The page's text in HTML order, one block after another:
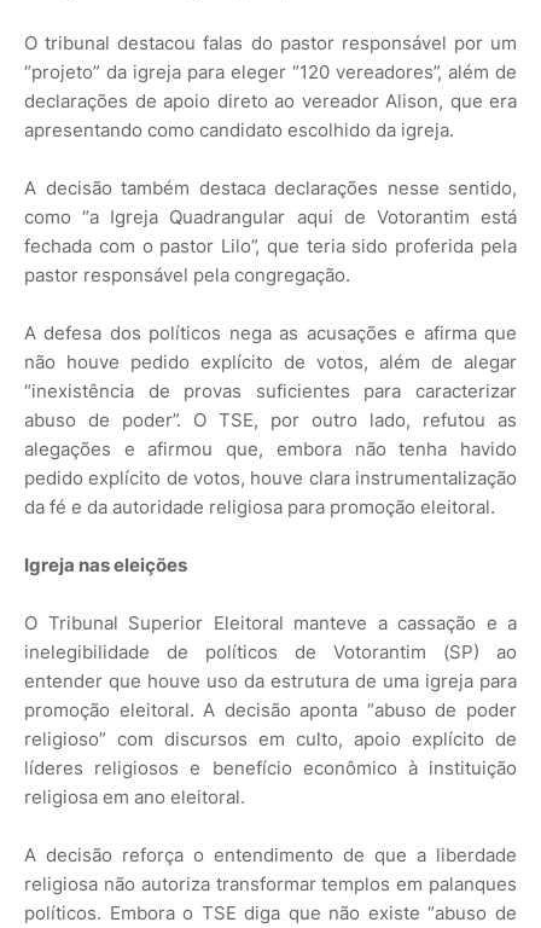
O tribunal destacou falas do pastor responsável por um
“projeto” da igreja para eleger “120 vereadores”, além de
declarações de apoio direto ao vereador Alison, que era
apresentando como candidato escolhido da igreja.
A decisão também destaca declarações nesse sentido,
como “a Igreja Quadrangular aqui de Votorantim está
fechada com o pastor Lilo”, que teria sido proferida pela
pastor responsável pela congregação.
A defesa dos políticos nega as acusações e afirma que
não houve pedido explícito de votos, além de alegar
“inexistência de provas suficientes para caracterizar
abuso de poder”. O TSE, por outro lado, refutou as
alegações e afirmou que, embora não tenha havido
pedido explícito de votos, houve clara instrumentalização
da fé e da autoridade religiosa para promoção eleitoral.
Igreja nas eleições
O Tribunal Superior Eleitoral manteve a cassação e a
inelegibilidade de políticos de Votorantim (SP) ao
entender que houve uso da estrutura de uma igreja para
promoção eleitoral. A decisão aponta “abuso de poder
religioso” com discursos em culto, apoio explícito de
líderes religiosos e benefício econômico à instituição
religiosa em ano eleitoral.
A decisão reforça o entendimento de que a liberdade
religiosa não autoriza transformar templos em palanques
políticos. Embora o TSE diga que não existe “abuso de